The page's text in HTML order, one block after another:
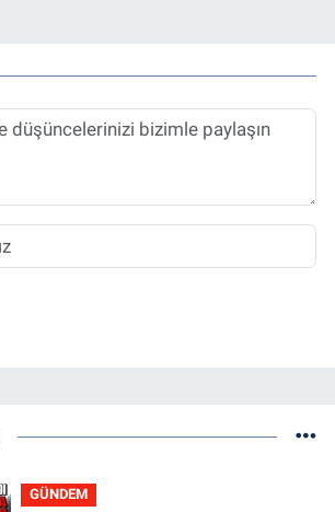
GÜNDEM